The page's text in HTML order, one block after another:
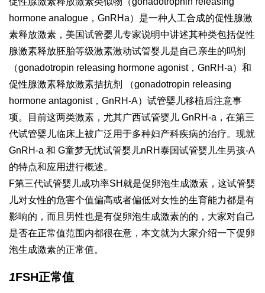
hormone analogue，GnRHa）是一种人工合成的促性腺激
素释放激素，美国试管婴儿专家说明中讲述其种类包括促性
腺激素释放胚胎等级激素激动试管婴儿是自己亲生的吗剂
（gonadotropin releasing hormone agonist，GnRH-a）和
促性腺激素释放激素拮抗剂 （gonadotropin releasing
hormone antagonist，GnRH-A） 试管婴儿移植后注意事
项。目前这两类激素，尤其广西试管婴儿 GnRH-a，在第三
代试管婴儿临床上被广泛用于多种妇产科疾病的治疗。现就
GnRH-a 和 G童梦无忧试管婴儿nRH泰国试管婴儿生男孩-A
的特点和应用进行概述。
F第三代试管婴儿成功率SH就是促卵泡生成激素，这试管婴
儿对女性的危害个值偏高或者偏低对女性的生育能力都是有
影响的，而且男性也是有促卵泡生成激素的的，大家对自己
是否在正常值范围内都很在意，本文就为大家介绍一下促卵
泡生成激素的正常值。
1FSH正常值